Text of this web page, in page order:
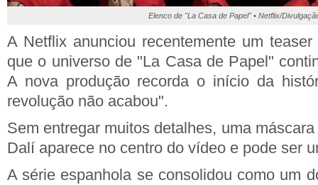
Elenco de "La Casa de Papel" • Netflix/
A Netflix anunciou recentemente um
que o universo de "La Casa de Papel"
A nova produção recorda o início da
revolução não acabou".
Sem entregar muitos detalhes, uma
Dalí aparece no centro do vídeo e pode ser
A série espanhola se consolidou como um